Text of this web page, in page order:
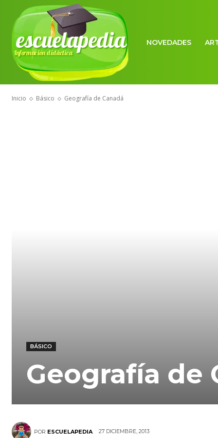
escuelapedia
Información didáctica
NOVEDADES
Inicio Básico Geografía de Canadá
BÁSICO
Geografía de
POR ESCUELAPEDIA 27 DICIEMBRE, 2013